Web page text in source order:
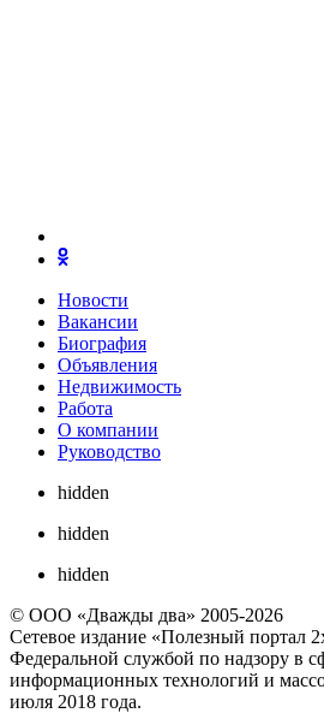
Новости
Вакансии
Биография
Объявления
Недвижимость
Работа
О компании
Руководство
hidden
hidden
hidden
© ООО «Дважды два» 2005-2026
Сетевое издание «Полезный портал
Федеральной службой по надзору в
информационных технологий и
июля 2018 года.